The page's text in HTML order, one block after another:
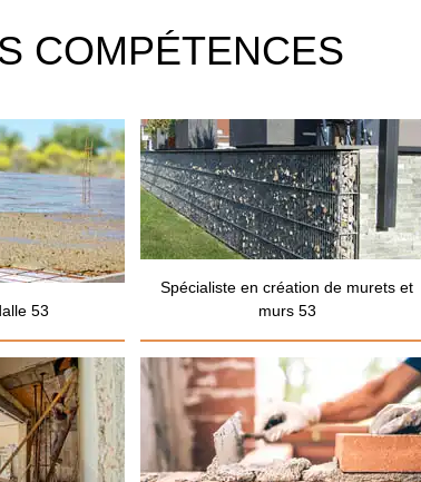
COMPÉTENCES
53
Spécialiste en création de murets et
murs 53